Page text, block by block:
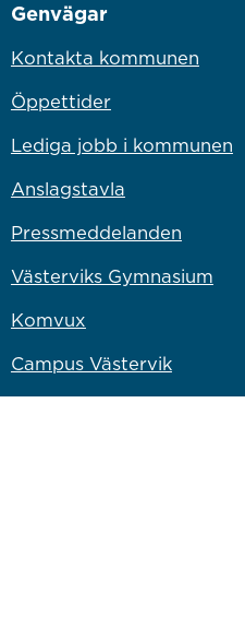
Genvägar
Kontakta kommunen
Öppettider
Lediga jobb i kommunen
Anslagstavla
Pressmeddelanden
Västerviks Gymnasium
Komvux
Campus Västervik